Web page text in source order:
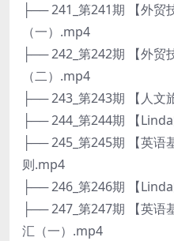
├── 241_第241期 【外贸
（一）.mp4
├── 242_第242期 【外贸
（二）.mp4
├── 243_第243期 【人
├── 244_第244期 【
├── 245_第245期 【英语
则.mp4
├── 246_第246期 【
├── 247_第247期 【英语
汇（一）.mp4